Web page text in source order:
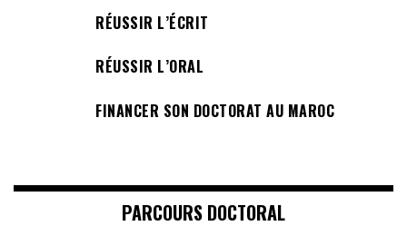
RÉUSSIR L’ÉCRIT
RÉUSSIR L’ORAL
FINANCER SON DOCTORAT AU MAROC
PARCOURS DOCTORAL